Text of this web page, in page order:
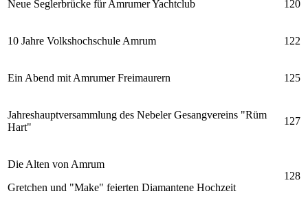
Neue Seglerbrücke für Amrumer Yachtclub 120
10 Jahre Volkshochschule Amrum 122
Ein Abend mit Amrumer Freimaurern 125
Jahreshauptversammlung des Nebeler Gesangvereins "Rüm
Hart"
127
Die Alten von Amrum
Gretchen und "Make" feierten Diamantene Hochzeit
128